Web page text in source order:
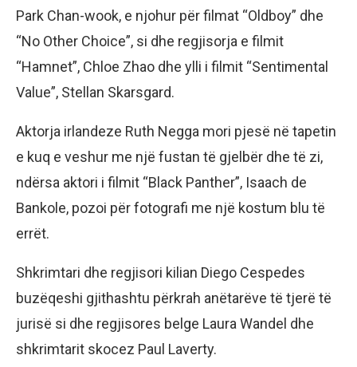
Park Chan-wook, e njohur për filmat “Oldboy” dhe
“No Other Choice”, si dhe regjisorja e filmit
“Hamnet”, Chloe Zhao dhe ylli i filmit “Sentimental
Value”, Stellan Skarsgard.
Aktorja irlandeze Ruth Negga mori pjesë në tapetin
e kuq e veshur me një fustan të gjelbër dhe të zi,
ndërsa aktori i filmit “Black Panther”, Isaach de
Bankole, pozoi për fotografi me një kostum blu të
errët.
Shkrimtari dhe regjisori kilian Diego Cespedes
buzëqeshi gjithashtu përkrah anëtarëve të tjerë të
jurisë si dhe regjisores belge Laura Wandel dhe
shkrimtarit skocez Paul Laverty.